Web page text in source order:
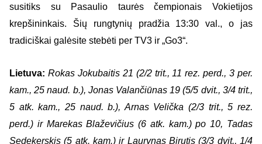
susitiks su Pasaulio taurės čempionais Vokietijos
krepšininkais. Šių rungtynių pradžia 13:30 val., o jas
tradiciškai galėsite stebėti per TV3 ir „Go3“.
Lietuva: Rokas Jokubaitis 21 (2/2 trit., 11 rez. perd., 3 per.
kam., 25 naud. b.), Jonas Valančiūnas 19 (5/5 dvit., 3/4 trit.,
5 atk. kam., 25 naud. b.), Arnas Velička (2/3 trit., 5 rez.
perd.) ir Marekas Blaževičius (6 atk. kam.) po 10, Tadas
Sedekerskis (5 atk. kam.) ir Laurynas Birutis (3/3 dvit., 1/4